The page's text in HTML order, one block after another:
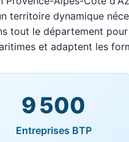
territoire dynamique
tout le département
et adaptent les
9 500
Entreprises BTP